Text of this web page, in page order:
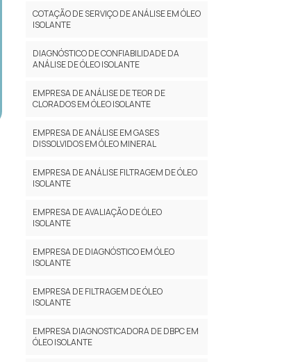
COTAÇÃO DE SERVIÇO DE ANÁLISE EM ÓLEO
ISOLANTE
DIAGNÓSTICO DE CONFIABILIDADE DA
ANÁLISE DE ÓLEO ISOLANTE
EMPRESA DE ANÁLISE DE TEOR DE
CLORADOS EM ÓLEO ISOLANTE
EMPRESA DE ANÁLISE EM GASES
DISSOLVIDOS EM ÓLEO MINERAL
EMPRESA DE ANÁLISE FILTRAGEM DE ÓLEO
ISOLANTE
EMPRESA DE AVALIAÇÃO DE ÓLEO
ISOLANTE
EMPRESA DE DIAGNÓSTICO EM ÓLEO
ISOLANTE
EMPRESA DE FILTRAGEM DE ÓLEO
ISOLANTE
EMPRESA DIAGNOSTICADORA DE DBPC EM
ÓLEO ISOLANTE